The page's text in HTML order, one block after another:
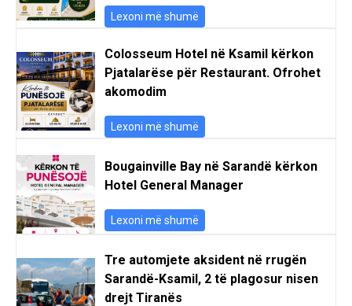
Lexoni më shumë
Colosseum Hotel në Ksamil kërkon
Pjatalarëse për Restaurant. Ofrohet
akomodim
Lexoni më shumë
Bougainville Bay në Sarandë kërkon
Hotel General Manager
Lexoni më shumë
Tre automjete aksident në rrugën
Sarandë-Ksamil, 2 të plagosur nisen
drejt Tiranës